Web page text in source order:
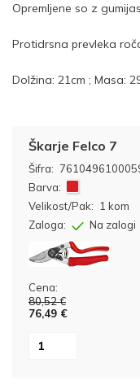
Opremljene so z
Protidrsna prevleka
Dolžina: 21cm ; Masa:
Šifra:
Škarje Felco 7
Barva:
Velikost/Pak: 1 kom
Zaloga:
Na zalogi
Cena:
80,52 €
76,49 €